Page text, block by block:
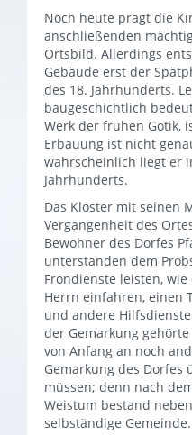
Noch heute prägt die
anschließenden
Ortsbild. Allerdings
Gebäude erst der
des 18. Jahrhunderts.
baugeschichtlich
Werk der frühen Gotik,
Erbauung ist nicht
wahrscheinlich liegt er
Jahrhunderts.
Das Kloster mit seinen
Vergangenheit des
Bewohner des Dorfes
unterstanden dem
Frondienste leisten,
Herrn einfahren, einen
und andere
der Gemarkung
von Anfang an noch
Gemarkung des Dorfes
müssen; denn nach
Weistum bestand
selbständige Gemeinde.